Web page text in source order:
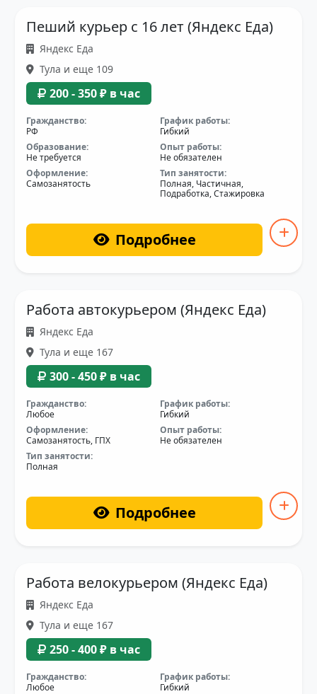
Пеший курьер с 16 лет (Яндекс Еда)
Яндекс Еда
Тула и еще 109
200 - 350 ₽ в час
Гражданство:
РФ
График работы:
Гибкий
Образование:
Не требуется
Опыт работы:
Не обязателен
Оформление:
Самозанятость
Тип занятости:
Полная, Частичная,
Подработка, Стажировка
Подробнее
Работа автокурьером (Яндекс Еда)
Яндекс Еда
Тула и еще 167
300 - 450 ₽ в час
Гражданство:
Любое
График работы:
Гибкий
Оформление:
Самозанятость, ГПХ
Опыт работы:
Не обязателен
Тип занятости:
Полная
Подробнее
Работа велокурьером (Яндекс Еда)
Яндекс Еда
Тула и еще 167
250 - 400 ₽ в час
Гражданство:
Любое
График работы:
Гибкий